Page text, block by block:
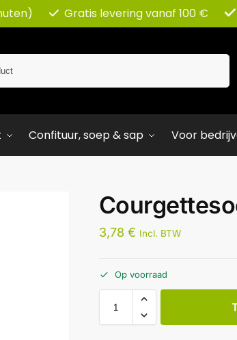
Gratis levering vanaf 100 €
Confituur, soep & sap Voor
3,78 € Incl. BTW
Op voorraad